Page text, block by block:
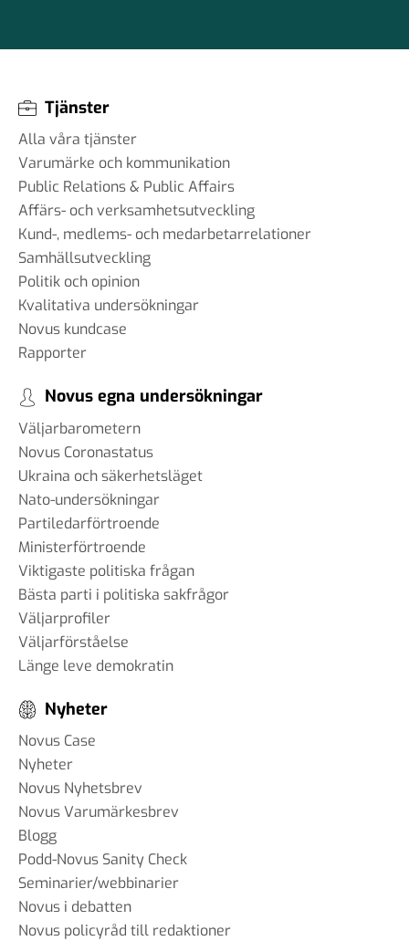
Tjänster
Alla våra tjänster
Varumärke och kommunikation
Public Relations & Public Affairs
Affärs- och verksamhetsutveckling
Kund-, medlems- och medarbetarrelationer
Samhällsutveckling
Politik och opinion
Kvalitativa undersökningar
Novus kundcase
Rapporter
Novus egna undersökningar
Väljarbarometern
Novus Coronastatus
Ukraina och säkerhetsläget
Nato-undersökningar
Partiledarförtroende
Ministerförtroende
Viktigaste politiska frågan
Bästa parti i politiska sakfrågor
Väljarprofiler
Väljarförståelse
Länge leve demokratin
Nyheter
Novus Case
Nyheter
Novus Nyhetsbrev
Novus Varumärkesbrev
Blogg
Podd-Novus Sanity Check
Seminarier/webbinarier
Novus i debatten
Novus policyråd till redaktioner